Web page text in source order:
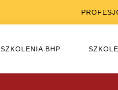
SZKOLENIA BHP